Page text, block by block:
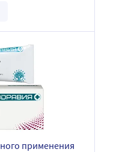
применения